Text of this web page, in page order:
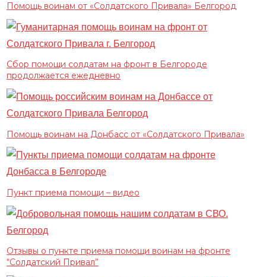
Помощь воинам от «Солдатского Привала» Белгород
Сбор помощи солдатам на фронт в Белгороде
продолжается ежедневно
Помощь воинам на Донбасс от «Солдатского Привала»
Пункт приема помощи – видео
Отзывы о пункте приема помощи воинам на фронте
“Солдатский Привал”